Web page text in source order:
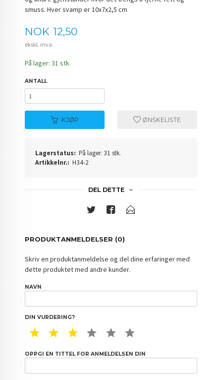
smuss. Hver svamp er 10x7x2,5 cm
Pris
NOK 12,50
ekskl. mva.
På lager: 31 stk.
ANTALL
KJØP ØNSKELISTE
Lagerstatus: På lager: 31 stk.
Artikkelnr.: H34-2
DEL DETTE
PRODUKTANMELDELSER (0)
Skriv en produktanmeldelse og del dine erfaringer med
dette produktet med andre kunder.
NAVN
DIN VURDERING?
1 STAR2 STAR3 STAR4 STAR5 STAR
OPPGI EN TITTEL FOR ANMELDELSEN DIN